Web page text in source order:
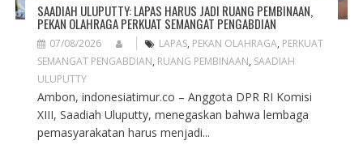
SAADIAH ULUPUTTY: LAPAS HARUS JADI RUANG PEMBINAAN,
PEKAN OLAHRAGA PERKUAT SEMANGAT PENGABDIAN
07/08/2026 LAPAS, PEKAN OLAHRAGA, PERKUAT
SEMANGAT PENGABDIAN, RUANG PEMBINAAN, SAADIAH
ULUPUTTY
Ambon, indonesiatimur.co – Anggota DPR RI Komisi
XIII, Saadiah Uluputty, menegaskan bahwa lembaga
pemasyarakatan harus menjadi...